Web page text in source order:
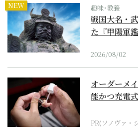
NEW 趣味･教養
戦国大名・
た『甲陽軍
2026/08/02
オーダーメ
能かつ充電
PR(ソノヴァ・